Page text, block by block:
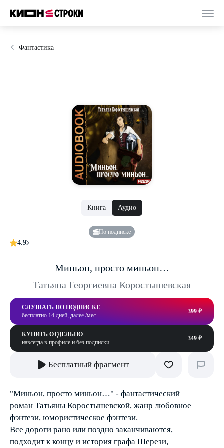
Фантастика
Книга Аудио
По подписке
4.9
Миньон, просто миньон…
Татьяна Георгиевна Коростышевская
СЛУШАТЬ ПО ПОДПИСКЕ
бесплатно 14 дней, далее /мес
399 ₽
КУПИТЬ ОТДЕЛЬНО
навсегда в профиле и без подписки
349 ₽
Бесплатный фрагмент
"Миньон, просто миньон…" - фантастический
роман Татьяны Коростышевской, жанр любовное
фэнтези, юмористическое фэнтези.
Все дороги рано или поздно заканчиваются,
подходит к концу и история графа Шерези,